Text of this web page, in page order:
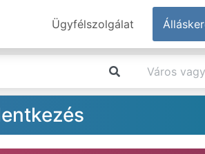
Ügyfélszolgálat